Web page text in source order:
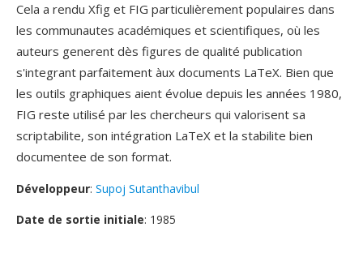
Cela a rendu Xfig et FIG particulièrement populaires dans
les communautes académiques et scientifiques, où les
auteurs generent dès figures de qualité publication
s'integrant parfaitement àux documents LaTeX. Bien que
les outils graphiques aient évolue depuis les années 1980,
FIG reste utilisé par les chercheurs qui valorisent sa
scriptabilite, son intégration LaTeX et la stabilite bien
documentee de son format.
Développeur: Supoj Sutanthavibul
Date de sortie initiale: 1985